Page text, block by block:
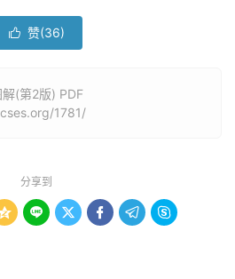
 赞(36)
(第2版) PDF
1781/
分享到
    